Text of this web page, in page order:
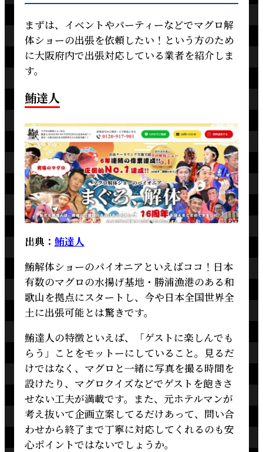
まずは、イベントやパーティーなどでマグロ解
体ショーの出張を依頼したい！という方のため
に大阪府内で出張対応している業者を紹介しま
す。
鮪達人
出典： 鮪達人
鮪解体ショーのパイオニアといえばココ！日本
有数のマグロの水揚げ基地・勝浦漁港のある和
歌山を拠点にスタートし、今や日本全国世界全
土に出張可能とは驚きです。
鮪達人の特徴といえば、「ゲストに楽しんでも
らう」ことをモットーにしていること。見るだ
けではなく、マグロと一緒に写真を撮る時間を
設けたり、マグロクイズなどでゲストを飽きさ
せない工夫が満載です。また、元ホテルマンが
考え抜いて企画立案してるだけあって、問い合
わせから終了まで丁寧に対応してくれるのも安
心ポイントではないでしょうか。